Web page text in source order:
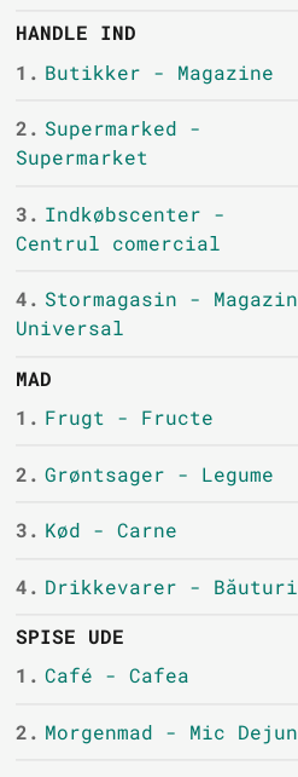
HANDLE IND
1. Butikker - Magazine
2. Supermarked -
Supermarket
3. Indkøbscenter -
Centrul comercial
4. Stormagasin - Magazin
Universal
MAD
1. Frugt - Fructe
2. Grøntsager - Legume
3. Kød - Carne
4. Drikkevarer - Băuturi
SPISE UDE
1. Café - Cafea
2. Morgenmad - Mic Dejun